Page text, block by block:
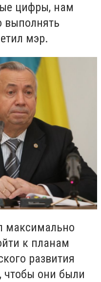
цифры, нам
выполнять
мэр.
максимально
к планам
развития
чтобы они были